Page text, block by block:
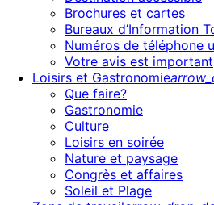
Brochures et cartes
Bureaux d’Information
Numéros de téléphone
Votre avis est important
Loisirs et Gastronomie
Que faire?
Gastronomie
Culture
Loisirs en soirée
Nature et paysage
Congrès et affaires
Soleil et Plage